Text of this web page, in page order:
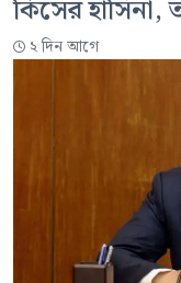
কিসের হাসিনা,
২ দিন আগে